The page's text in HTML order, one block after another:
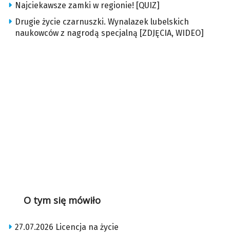
Najciekawsze zamki w regionie! [QUIZ]
Drugie życie czarnuszki. Wynalazek lubelskich
naukowców z nagrodą specjalną [ZDJĘCIA, WIDEO]
O tym się mówiło
27.07.2026 Licencja na życie